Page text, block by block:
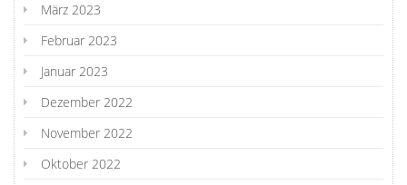
März 2023
Februar 2023
Januar 2023
Dezember 2022
November 2022
Oktober 2022